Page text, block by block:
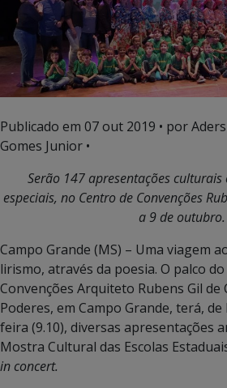
Publicado em 07 out 2019 • por
Gomes Junior •
Serão 147 apresentações
especiais, no Centro de Convenções
a 9 de outubro.
Campo Grande (MS) – Uma viagem
lirismo, através da poesia. O palco
Convenções Arquiteto Rubens Gil
Poderes, em Campo Grande, terá,
feira (9.10), diversas apresentações
Mostra Cultural das Escolas
in concert.